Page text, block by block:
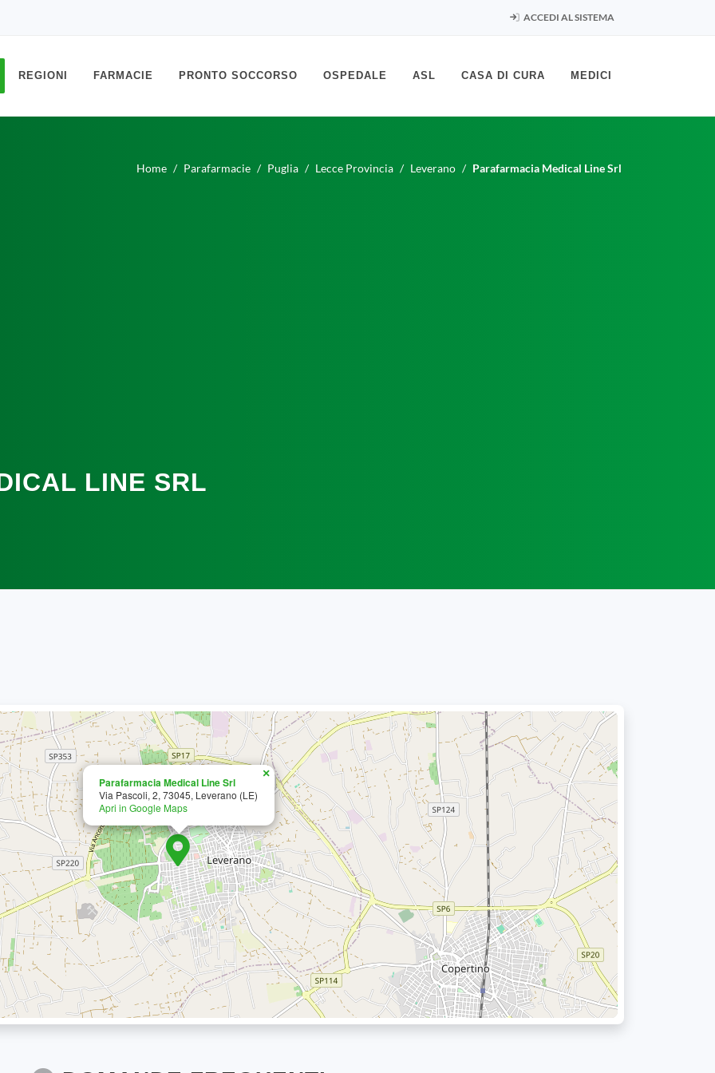
ACCEDI AL SISTEMA
REGIONI FARMACIE PRONTO SOCCORSO OSPEDALE ASL CASA DI CURA MEDICI
Home Parafarmacie Puglia Lecce Provincia Leverano Parafarmacia Medical Line Srl
LINE SRL
Parafarmacia Medical Line Srl
Via Pascoli, 2, 73045, Leverano (LE)
Apri in Google Maps
×